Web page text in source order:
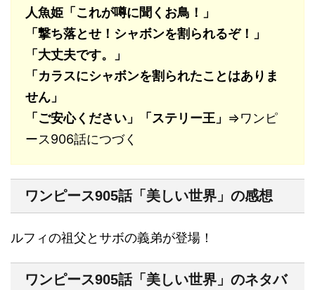
人魚姫「これが噂に聞くお鳥！」
「撃ち落とせ！シャボンを割られるぞ！」
「大丈夫です。」
「カラスにシャボンを割られたことはありま
せん」
「ご安心ください」「ステリー王」 ⇒ワンピ
ース906話につづく
ワンピース905話「美しい世界」の感想
ルフィの祖父とサボの義弟が登場！
ワンピース905話「美しい世界」のネタバ